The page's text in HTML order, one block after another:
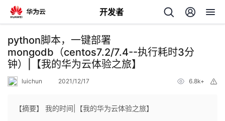
开发者
返
回
python脚本，一键部署
mongodb（centos7.2/7.4--执行耗时3分
钟）|【我的华为云体验之旅】
luichun 2021/12/17 6.8k+
【摘要】 我的时间|【我的华为云体验之旅】